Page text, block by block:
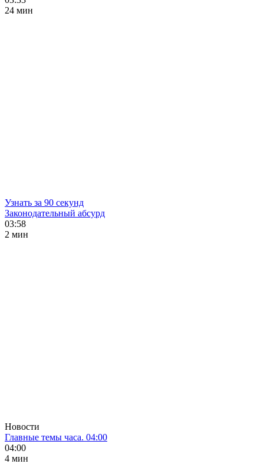
24 мин
Узнать за 90 секунд
Законодательный абсурд
03:58
2 мин
Новости
Главные темы часа. 04:00
04:00
4 мин